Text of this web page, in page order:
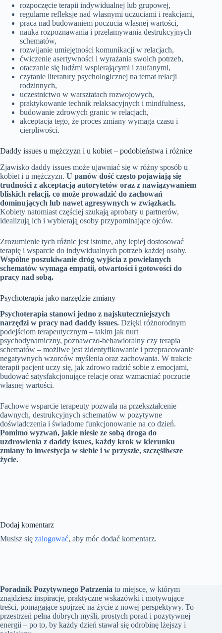
rozpoczęcie terapii indywidualnej lub grupowej,
regularne refleksje nad własnymi uczuciami i reakcjami,
praca nad budowaniem poczucia własnej wartości,
nauka rozpoznawania i przełamywania destrukcyjnych
schematów,
rozwijanie umiejętności komunikacji w relacjach,
ćwiczenie asertywności i wyrażania swoich potrzeb,
otaczanie się ludźmi wspierającymi i zaufanymi,
czytanie literatury psychologicznej na temat relacji
rodzinnych,
uczestnictwo w warsztatach rozwojowych,
praktykowanie technik relaksacyjnych i mindfulness,
budowanie zdrowych granic w relacjach,
akceptacja tego, że proces zmiany wymaga czasu i
cierpliwości.
Daddy issues u mężczyzn i u kobiet – podobieństwa i różnice
Zjawisko daddy issues może ujawniać się w różny sposób u
kobiet i u mężczyzn. U panów dość często pojawiają się
trudności z akceptacją autorytetów oraz z nawiązywaniem
bliskich relacji, co może prowadzić do zachowań
dominujących lub nawet agresywnych w związkach.
Kobiety natomiast częściej szukają aprobaty u partnerów,
idealizują ich i wybierają osoby przypominające ojców.
Zrozumienie tych różnic jest istotne, aby lepiej dostosować
terapię i wsparcie do indywidualnych potrzeb każdej osoby.
Wspólne poszukiwanie dróg wyjścia z powielanych
schematów wymaga empatii, otwartości i gotowości do
pracy nad sobą.
Psychoterapia jako narzędzie zmiany
Psychoterapia stanowi jedno z najskuteczniejszych
narzędzi w pracy nad daddy issues. Dzięki różnorodnym
podejściom terapeutycznym – takim jak nurt
psychodynamiczny, poznawczo-behawioralny czy terapia
schematów – możliwe jest zidentyfikowanie i przepracowanie
negatywnych wzorców myślenia oraz zachowania. W trakcie
terapii pacjent uczy się, jak zdrowo radzić sobie z emocjami,
budować satysfakcjonujące relacje oraz wzmacniać poczucie
własnej wartości.
Fachowe wsparcie terapeuty pozwala na przekształcenie
dawnych, destrukcyjnych schematów w pozytywne
doświadczenia i świadome funkcjonowanie na co dzień.
Pomimo wyzwań, jakie niesie ze sobą droga do
uzdrowienia z daddy issues, każdy krok w kierunku
zmiany to inwestycja w siebie i w przyszłe, szczęśliwsze
życie.
Dodaj komentarz
Musisz się zalogować, aby móc dodać komentarz.
Poradnik Pozytywnego Patrzenia to miejsce, w którym
znajdziesz inspiracje, praktyczne wskazówki i motywujące
treści, pomagające spojrzeć na życie z nowej perspektywy. To
przestrzeń pełna dobrych myśli, prostych porad i pozytywnej
energii – po to, by każdy dzień stawał się odrobinę lżejszy i